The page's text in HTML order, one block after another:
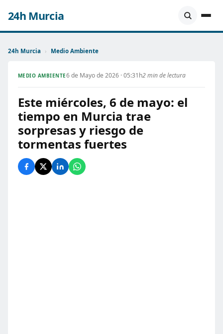
24h Murcia
24h Murcia › Medio Ambiente
MEDIO AMBIENTE6 de Mayo de 2026 · 05:31h2 min de lectura
Este miércoles, 6 de mayo: el
tiempo en Murcia trae
sorpresas y riesgo de
tormentas fuertes